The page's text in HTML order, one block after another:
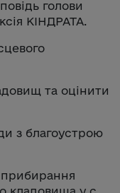
голови
КІНДРАТА.
та оцінити
з благоустрою
прибирання